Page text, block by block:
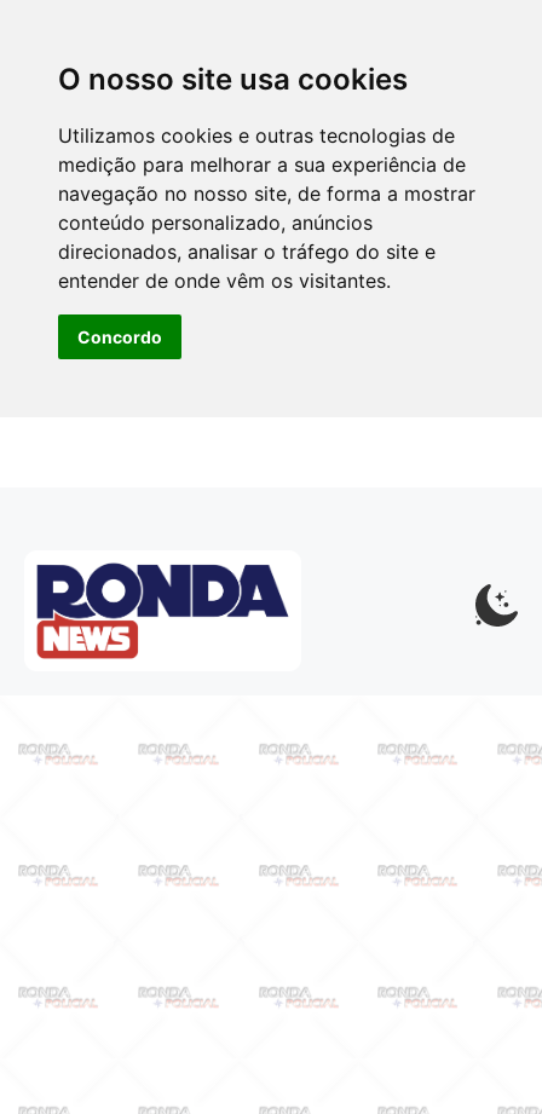
O nosso site usa cookies
Utilizamos cookies e outras tecnologias de
medição para melhorar a sua experiência de
navegação no nosso site, de forma a mostrar
conteúdo personalizado, anúncios
direcionados, analisar o tráfego do site e
entender de onde vêm os visitantes.
Concordo